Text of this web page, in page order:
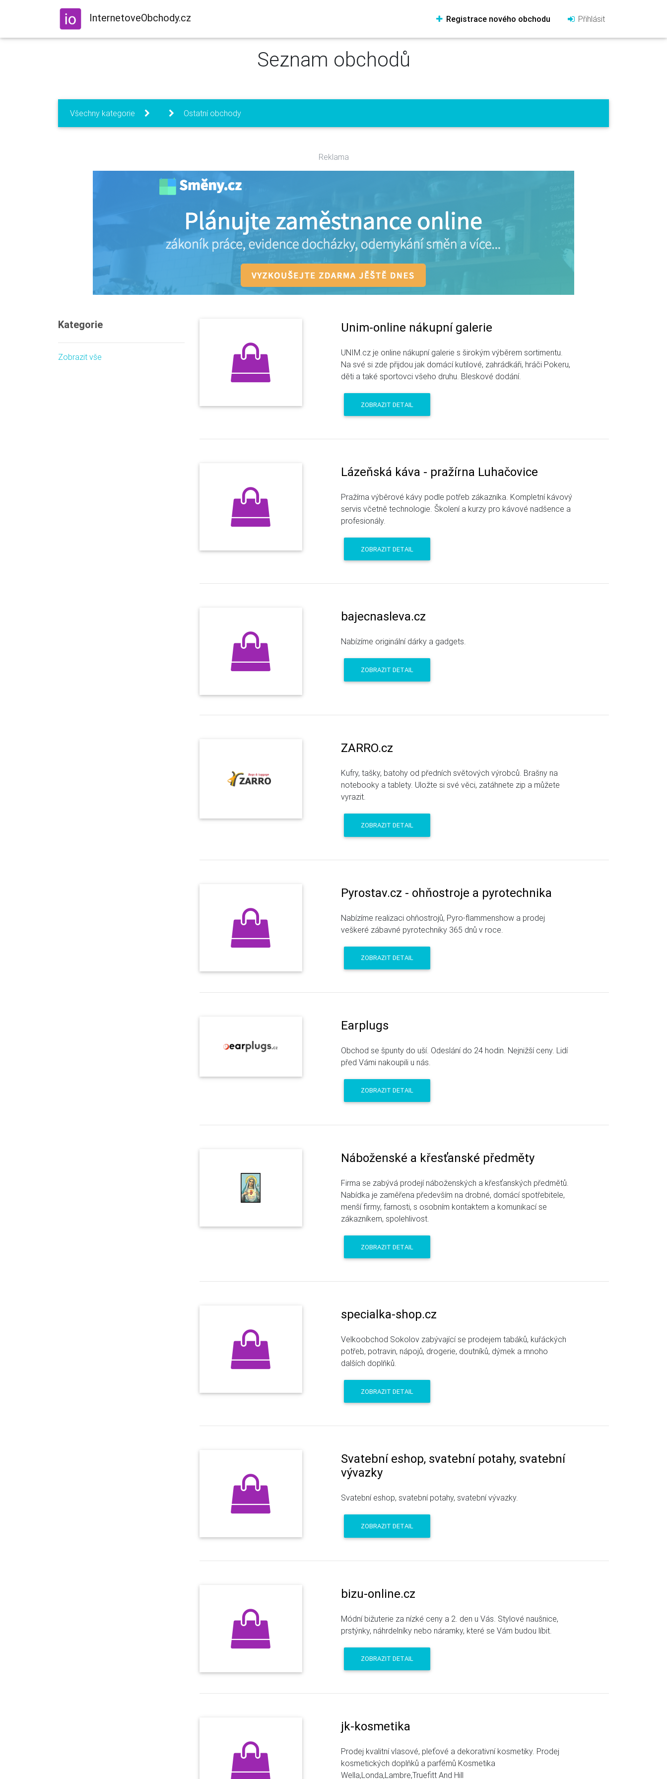
InternetoveObchody.cz Registrace nového obchodu Přihlásit
Seznam obchodů
Všechny kategorie Ostatní obchody
Reklama
Kategorie
Zobrazit vše
Unim-online nákupní galerie
UNIM.cz je online nákupní galerie s širokým výběrem sortimentu.
Na své si zde přijdou jak domácí kutilové, zahrádkáři, hráči Pokeru,
děti a také sportovci všeho druhu. Bleskové dodání.
ZOBRAZIT DETAIL
Lázeňská káva - pražírna Luhačovice
Pražírna výběrové kávy podle potřeb zákazníka. Kompletní kávový
servis včetně technologie. Školení a kurzy pro kávové nadšence a
profesionály.
ZOBRAZIT DETAIL
bajecnasleva.cz
Nabízíme originální dárky a gadgets.
ZOBRAZIT DETAIL
ZARRO.cz
Kufry, tašky, batohy od předních světových výrobců. Brašny na
notebooky a tablety. Uložte si své věci, zatáhnete zip a můžete
vyrazit.
ZOBRAZIT DETAIL
Pyrostav.cz - ohňostroje a pyrotechnika
Nabízíme realizaci ohňostrojů, Pyro-flammenshow a prodej
veškeré zábavné pyrotechniky 365 dnů v roce.
ZOBRAZIT DETAIL
Earplugs
Obchod se špunty do uší. Odeslání do 24 hodin. Nejnižší ceny. Lidí
před Vámi nakoupili u nás.
ZOBRAZIT DETAIL
Náboženské a křesťanské předměty
Firma se zabývá prodejí náboženských a křesťanských předmětů.
Nabídka je zaměřena především na drobné, domácí spotřebitele,
menší firmy, farnosti, s osobním kontaktem a komunikací se
zákazníkem, spolehlivost.
ZOBRAZIT DETAIL
specialka-shop.cz
Velkoobchod Sokolov zabývající se prodejem tabáků, kuřáckých
potřeb, potravin, nápojů, drogerie, doutníků, dýmek a mnoho
dalších doplňků.
ZOBRAZIT DETAIL
Svatební eshop, svatební potahy, svatební
vývazky
Svatební eshop, svatební potahy, svatební vývazky.
ZOBRAZIT DETAIL
bizu-online.cz
Módní bižuterie za nízké ceny a 2. den u Vás. Stylové naušnice,
prstýnky, náhrdelníky nebo náramky, které se Vám budou líbit.
ZOBRAZIT DETAIL
jk-kosmetika
Prodej kvalitní vlasové, pleťové a dekorativní kosmetiky. Prodej
kosmetických doplňků a parfémů Kosmetika
Wella,Londa,Lambre,Truefitt And Hill